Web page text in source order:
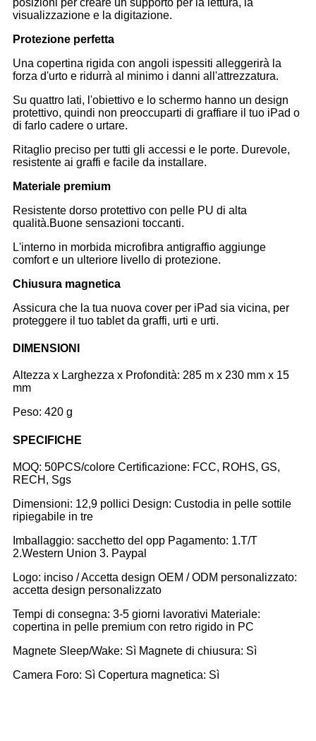
visualizzazione e la digitazione.
Protezione perfetta
Una copertina rigida con angoli ispessiti alleggerirà la
forza d'urto e ridurrà al minimo i danni all'attrezzatura.
Su quattro lati, l'obiettivo e lo schermo hanno un design
protettivo, quindi non preoccuparti di graffiare il tuo iPad o
di farlo cadere o urtare.
Ritaglio preciso per tutti gli accessi e le porte. Durevole,
resistente ai graffi e facile da installare.
Materiale premium
Resistente dorso protettivo con pelle PU di alta
qualità.Buone sensazioni toccanti.
L'interno in morbida microfibra antigraffio aggiunge
comfort e un ulteriore livello di protezione.
Chiusura magnetica
Assicura che la tua nuova cover per iPad sia vicina, per
proteggere il tuo tablet da graffi, urti e urti.
DIMENSIONI
Altezza x Larghezza x Profondità: 285 m x 230 mm x 15
mm
Peso: 420 g
SPECIFICHE
MOQ: 50PCS/colore Certificazione: FCC, ROHS, GS,
RECH, Sgs
Dimensioni: 12,9 pollici Design: Custodia in pelle sottile
ripiegabile in tre
Imballaggio: sacchetto del opp Pagamento: 1.T/T
2.Western Union 3. Paypal
Logo: inciso / Accetta design OEM / ODM personalizzato:
accetta design personalizzato
Tempi di consegna: 3-5 giorni lavorativi Materiale:
copertina in pelle premium con retro rigido in PC
Magnete Sleep/Wake: Sì Magnete di chiusura: Sì
Camera Foro: Sì Copertura magnetica: Sì